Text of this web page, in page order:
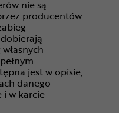
nie są
producentów
-
jest w opisie,
danego
i w karcie